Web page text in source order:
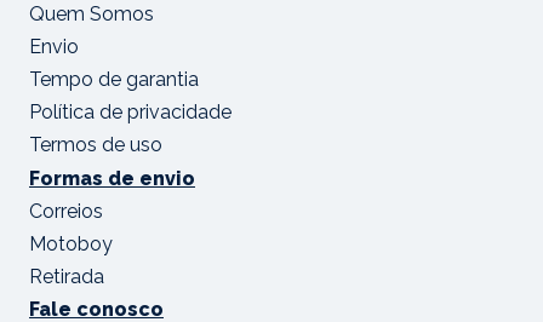
Quem Somos
Envio
Tempo de garantia
Política de privacidade
Termos de uso
Formas de envio
Correios
Motoboy
Retirada
Fale conosco